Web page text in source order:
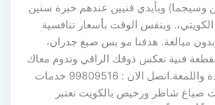
وسيجما) وبأيدي فنيين عندهم خبرة سنين
وبنفس الوقت بأسعار تنافسية
مبالغة. هدفنا مو بس صبغ جدران،
فنية تعكس ذوقك الراقي وتدوم معاك
سنين بنفس الجودة واللمعة.اتصل الان : 99809516 خدمات
صباغ شاطر ورخيص بالكويت تعتبر